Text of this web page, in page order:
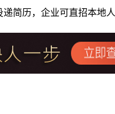
简历，企业可直招本地